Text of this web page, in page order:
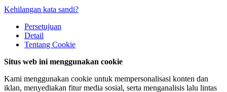
Kehilangan kata sandi?
Persetujuan
Detail
Tentang Cookie
Situs web ini menggunakan cookie
Kami menggunakan cookie untuk mempersonalisasi konten dan
iklan, menyediakan fitur media sosial, serta menganalisis lalu lintas